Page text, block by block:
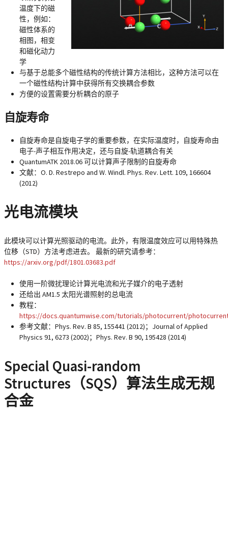
温度下的磁
性，例如：
磁性体系的
相图，相变
和磁化动力
学
与基于总能多个磁性结构的传统计算方法相比，这种方法可以在
一个磁性结构计算中获得所有交换耦合参数
方便的设置需要分析耦合的原子
自旋寿命
自旋寿命是自旋电子学的重要参数，在实际温度时，自旋寿命由
电子-声子相互作用决定，还与自旋-轨道耦合有关
QuantumATK 2018.06 可以计算声子限制的自旋寿命
文献：O. D. Restrepo and W. Windl. Phys. Rev. Lett. 109, 166604
(2012)
光电流模块
此模块可以计算光照驱动的电流。此外，有限温度效应可以用特殊热
位移（STD）方法考虑进去。 最新的研究请参考：
https://arxiv.org/pdf/1801.03683.pdf
使用一阶微扰理论计算光电流和光子媒介的电子透射
还给出 AM1.5 太阳光谱照射的总电流
教程：
https://docs.quantumwise.com/tutorials/photocurrent/
参考文献：Phys. Rev. B 85, 155441 (2012)；Journal of Applied
Physics 91, 6273 (2002)；Phys. Rev. B 90, 195428 (2014)
Special Quasi-random
Structures（SQS）算法生成无规
合金